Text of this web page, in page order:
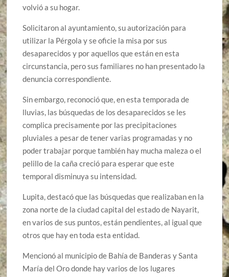
volvió a su hogar.
Solicitaron al ayuntamiento, su autorización para
utilizar la Pérgola y se oficie la misa por sus
desaparecidos y por aquellos que están en esta
circunstancia, pero sus familiares no han presentado la
denuncia correspondiente.
Sin embargo, reconoció que, en esta temporada de
lluvias, las búsquedas de los desaparecidos se les
complica precisamente por las precipitaciones
pluviales a pesar de tener varias programadas y no
poder trabajar porque también hay mucha maleza o el
pelillo de la caña creció para esperar que este
temporal disminuya su intensidad.
Lupita, destacó que las búsquedas que realizaban en la
zona norte de la ciudad capital del estado de Nayarit,
en varios de sus puntos, están pendientes, al igual que
otros que hay en toda esta entidad.
Mencionó al municipio de Bahía de Banderas y Santa
María del Oro donde hay varios de los lugares